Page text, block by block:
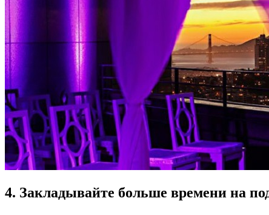
4. Закладывайте больше времени на